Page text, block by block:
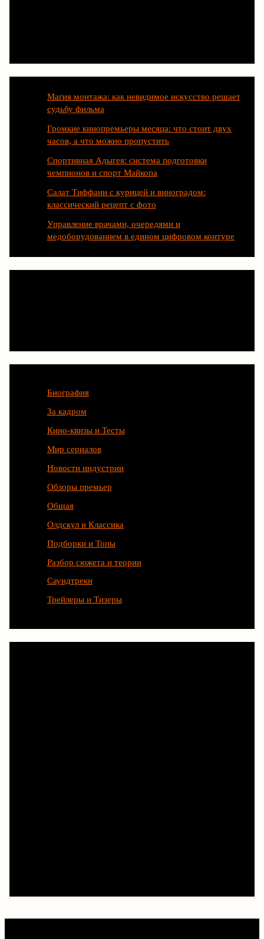
Магия монтажа: как невидимое искусство решает
судьбу фильма
Громкие кинопремьеры месяца: что стоит двух
часов, а что можно пропустить
Спортивная Адыгея: система подготовки
чемпионов и спорт Майкопа
Салат Тиффани с курицей и виноградом:
классический рецепт с фото
Управление врачами, очередями и
медоборудованием в едином цифровом контуре
Биография
За кадром
Кино-квизы и Тесты
Мир сериалов
Новости индустрии
Обзоры премьер
Общая
Олдскул и Классика
Подборки и Топы
Разбор сюжета и теории
Саундтреки
Трейлеры и Тизеры